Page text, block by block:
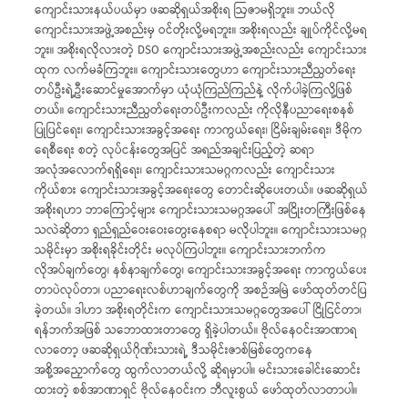
ကျောင်းသားနယ်ပယ်မှာ ဖဆဆိုရှယ်အစိုးရ ဩဇာမရှိဘူး။ ဘယ်လို
ကျောင်းသားအဖွဲ့အစည်းမှ ဝင်တိုးလို့မရဘူး။ အစိုးရလည်း ချုပ်ကိုင်လို့မရ
ဘူး။ အစိုးရလိုလားတဲ့ DSO ကျောင်းသားအဖွဲ့အစည်းလည်း ကျောင်းသား
ထုက လက်မခံကြဘူး။ ကျောင်းသားတွေဟာ ကျောင်းသားညီညွတ်ရေး
တပ်ဦးရဲ့ဦးဆောင်မှုအောက်မှာ ယုံယုံကြည်ကြည်နဲ့ လိုက်ပါခဲ့ကြလို့ဖြစ်
တယ်။ ကျောင်းသားညီညွတ်ရေးတပ်ဦးကလည်း ကိုလိုနီပညာရေးစနစ်
ပြုပြင်ရေး၊ ကျောင်းသားအခွင့်အရေး ကာကွယ်ရေး၊ ငြိမ်းချမ်းရေး၊ ဒီမိုက
ရေစီရေး စတဲ့ လုပ်ငန်းတွေအပြင် အရည်အချင်းပြည့်တဲ့ ဆရာ
အလုံအလောက်ရရှိရေး၊ ကျောင်းသားသမဂ္ဂကလည်း ကျောင်းသား
ကိုယ်စား ကျောင်းသားအခွင့်အရေးတွေ တောင်းဆိုပေးတယ်။ ဖဆဆိုရှယ်
အစိုးရဟာ ဘာကြောင့်များ ကျောင်းသားသမဂ္ဂအပေါ် အငြိုးတကြီးဖြစ်နေ
သလဲဆိုတာ ရှည်ရှည်ဝေးဝေးတွေးနေစရာ မလိုပါဘူး။ ကျောင်းသားသမဂ္ဂ
သမိုင်းမှာ အစိုးရခိုင်းတိုင်း မလုပ်ကြပါဘူး။ ကျောင်းသားဘက်က
လိုအပ်ချက်တွေ၊ နစ်နာချက်တွေ၊ ကျောင်းသားအခွင့်အရေး ကာကွယ်ပေး
တာပဲလုပ်တာ၊ ပညာရေးလစ်ဟာချက်တွေကို အစဉ်အမြဲ ဖော်ထုတ်တင်ပြ
ခဲ့တယ်။ ဒါဟာ အစိုးရတိုင်းက ကျောင်းသားသမဂ္ဂတွေအပေါ် ငြိုငြင်တာ၊
ရန်ဘက်အဖြစ် သဘောထားတာတွေ ရှိခဲ့ပါတယ်။ ဗိုလ်နေဝင်းအာဏာရ
လာတော့ ဖဆဆိုရှယ်ဂိုဏ်းသားရဲ့ ဒီသမိုင်းဇာစ်မြစ်တွေကနေ
အစို့အညှောက်တွေ ထွက်လာတယ်လို့ ဆိုရမှာပါ။ မင်းသားခေါင်းဆောင်း
ထားတဲ့ စစ်အာဏာရှင် ဗိုလ်နေဝင်းက ဘီလူးစွယ် ဖော်ထုတ်လာတာပါ။